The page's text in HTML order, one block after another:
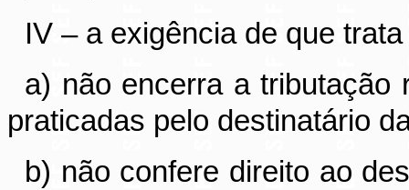
IV – a exigência de que
a) não encerra a tributação
praticadas pelo destinatário
b) não confere direito ao